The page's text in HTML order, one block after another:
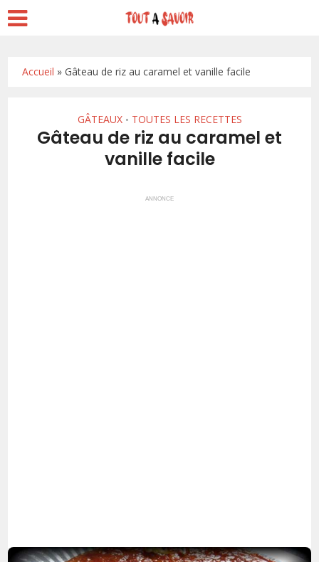
Accueil »Gâteau de riz au caramel et vanille facile
GÂTEAUX • TOUTES LES RECETTES
Gâteau de riz au caramel et
vanille facile
ANNONCE